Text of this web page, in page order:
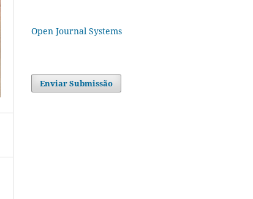
Open Journal Systems
Enviar Submissão